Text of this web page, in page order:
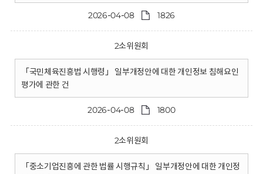
2026-04-08 1826
2소위원회
「국민체육진흥법 시행령」 일부개정안에 대한 개인정보 침해요인
평가에 관한 건
2026-04-08 1800
2소위원회
「중소기업진흥에 관한 법률 시행규칙」 일부개정안에 대한 개인정